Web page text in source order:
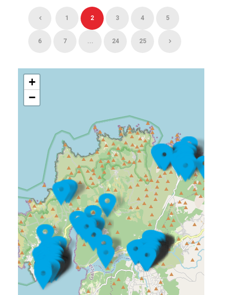
1 2 3 4 5
6 7 ... 24 25
+
−